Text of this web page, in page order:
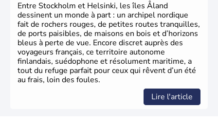
Entre Stockholm et Helsinki, les îles Åland
dessinent un monde à part : un archipel nordique
fait de rochers rouges, de petites routes tranquilles,
de ports paisibles, de maisons en bois et d’horizons
bleus à perte de vue. Encore discret auprès des
voyageurs français, ce territoire autonome
finlandais, suédophone et résolument maritime, a
tout du refuge parfait pour ceux qui rêvent d’un été
au frais, loin des foules.
Lire l'article